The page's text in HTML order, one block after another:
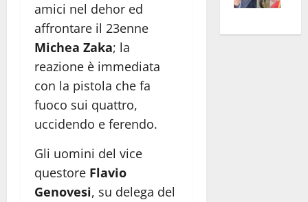
amici nel dehor ed
affrontare il 23enne
Michea Zaka; la
reazione è immediata
con la pistola che fa
fuoco sui quattro,
uccidendo e ferendo.
Gli uomini del vice
questore Flavio
Genovesi, su delega del
euro